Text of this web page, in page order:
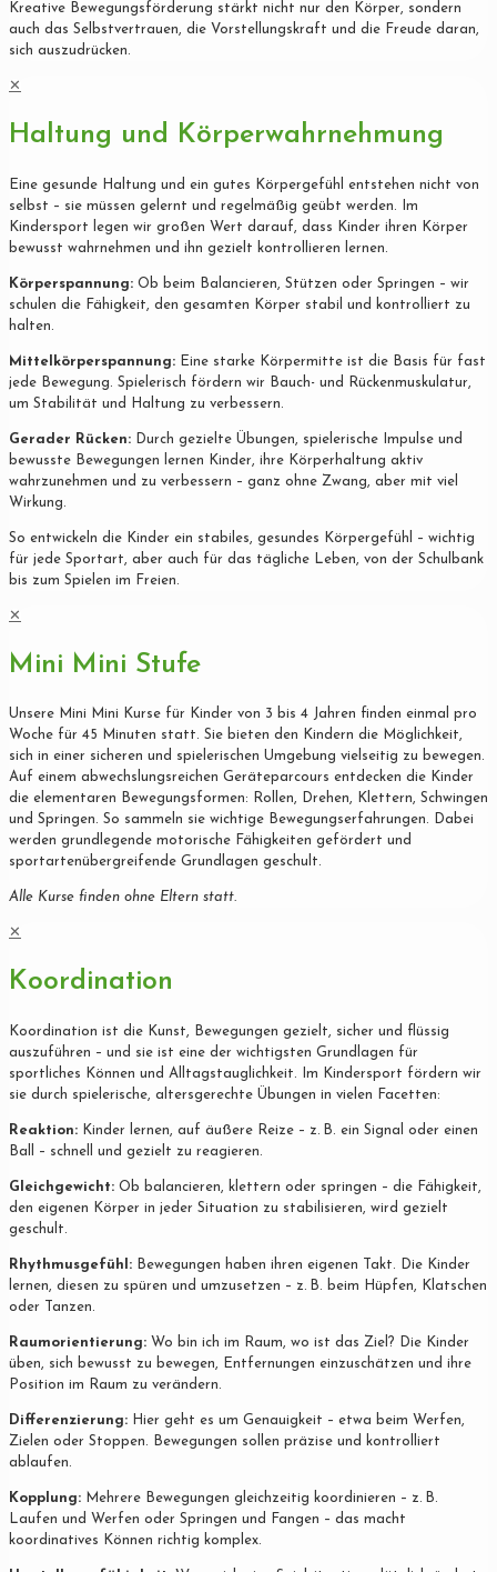
Kreative Bewegungsförderung stärkt nicht nur den Körper, sondern
auch das Selbstvertrauen, die Vorstellungskraft und die Freude daran,
sich auszudrücken.
✕
Haltung und Körperwahrnehmung
Eine gesunde Haltung und ein gutes Körpergefühl entstehen nicht von
selbst – sie müssen gelernt und regelmäßig geübt werden. Im
Kindersport legen wir großen Wert darauf, dass Kinder ihren Körper
bewusst wahrnehmen und ihn gezielt kontrollieren lernen.
Körperspannung: Ob beim Balancieren, Stützen oder Springen – wir
schulen die Fähigkeit, den gesamten Körper stabil und kontrolliert zu
halten.
Mittelkörperspannung: Eine starke Körpermitte ist die Basis für fast
jede Bewegung. Spielerisch fördern wir Bauch- und Rückenmuskulatur,
um Stabilität und Haltung zu verbessern.
Gerader Rücken: Durch gezielte Übungen, spielerische Impulse und
bewusste Bewegungen lernen Kinder, ihre Körperhaltung aktiv
wahrzunehmen und zu verbessern – ganz ohne Zwang, aber mit viel
Wirkung.
So entwickeln die Kinder ein stabiles, gesundes Körpergefühl – wichtig
für jede Sportart, aber auch für das tägliche Leben, von der Schulbank
bis zum Spielen im Freien.
✕
Mini Mini Stufe
Unsere Mini Mini Kurse für Kinder von 3 bis 4 Jahren finden einmal pro
Woche für 45 Minuten statt. Sie bieten den Kindern die Möglichkeit,
sich in einer sicheren und spielerischen Umgebung vielseitig zu bewegen.
Auf einem abwechslungsreichen Geräteparcours entdecken die Kinder
die elementaren Bewegungsformen: Rollen, Drehen, Klettern, Schwingen
und Springen. So sammeln sie wichtige Bewegungserfahrungen. Dabei
werden grundlegende motorische Fähigkeiten gefördert und
sportartenübergreifende Grundlagen geschult.
Alle Kurse finden ohne Eltern statt.
✕
Koordination
Koordination ist die Kunst, Bewegungen gezielt, sicher und flüssig
auszuführen – und sie ist eine der wichtigsten Grundlagen für
sportliches Können und Alltagstauglichkeit. Im Kindersport fördern wir
sie durch spielerische, altersgerechte Übungen in vielen Facetten:
Reaktion: Kinder lernen, auf äußere Reize – z. B. ein Signal oder einen
Ball – schnell und gezielt zu reagieren.
Gleichgewicht: Ob balancieren, klettern oder springen – die Fähigkeit,
den eigenen Körper in jeder Situation zu stabilisieren, wird gezielt
geschult.
Rhythmusgefühl: Bewegungen haben ihren eigenen Takt. Die Kinder
lernen, diesen zu spüren und umzusetzen – z. B. beim Hüpfen, Klatschen
oder Tanzen.
Raumorientierung: Wo bin ich im Raum, wo ist das Ziel? Die Kinder
üben, sich bewusst zu bewegen, Entfernungen einzuschätzen und ihre
Position im Raum zu verändern.
Differenzierung: Hier geht es um Genauigkeit – etwa beim Werfen,
Zielen oder Stoppen. Bewegungen sollen präzise und kontrolliert
ablaufen.
Kopplung: Mehrere Bewegungen gleichzeitig koordinieren – z. B.
Laufen und Werfen oder Springen und Fangen – das macht
koordinatives Können richtig komplex.